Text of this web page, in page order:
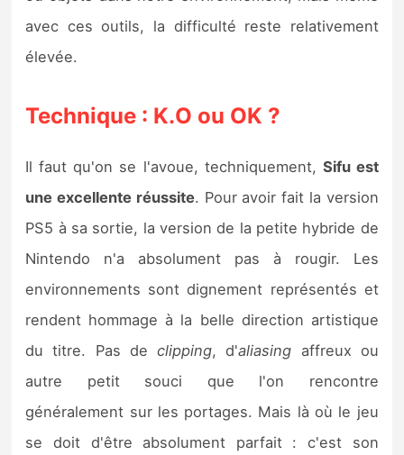
avec ces outils, la difficulté reste relativement
élevée.
Technique : K.O ou OK ?
Il faut qu'on se l'avoue, techniquement, Sifu est
une excellente réussite. Pour avoir fait la version
PS5 à sa sortie, la version de la petite hybride de
Nintendo n'a absolument pas à rougir. Les
environnements sont dignement représentés et
rendent hommage à la belle direction artistique
du titre. Pas declipping, d'aliasing affreux ou
autre petit souci que l'on rencontre
généralement sur les portages. Mais là où le jeu
se doit d'être absolument parfait : c'est son